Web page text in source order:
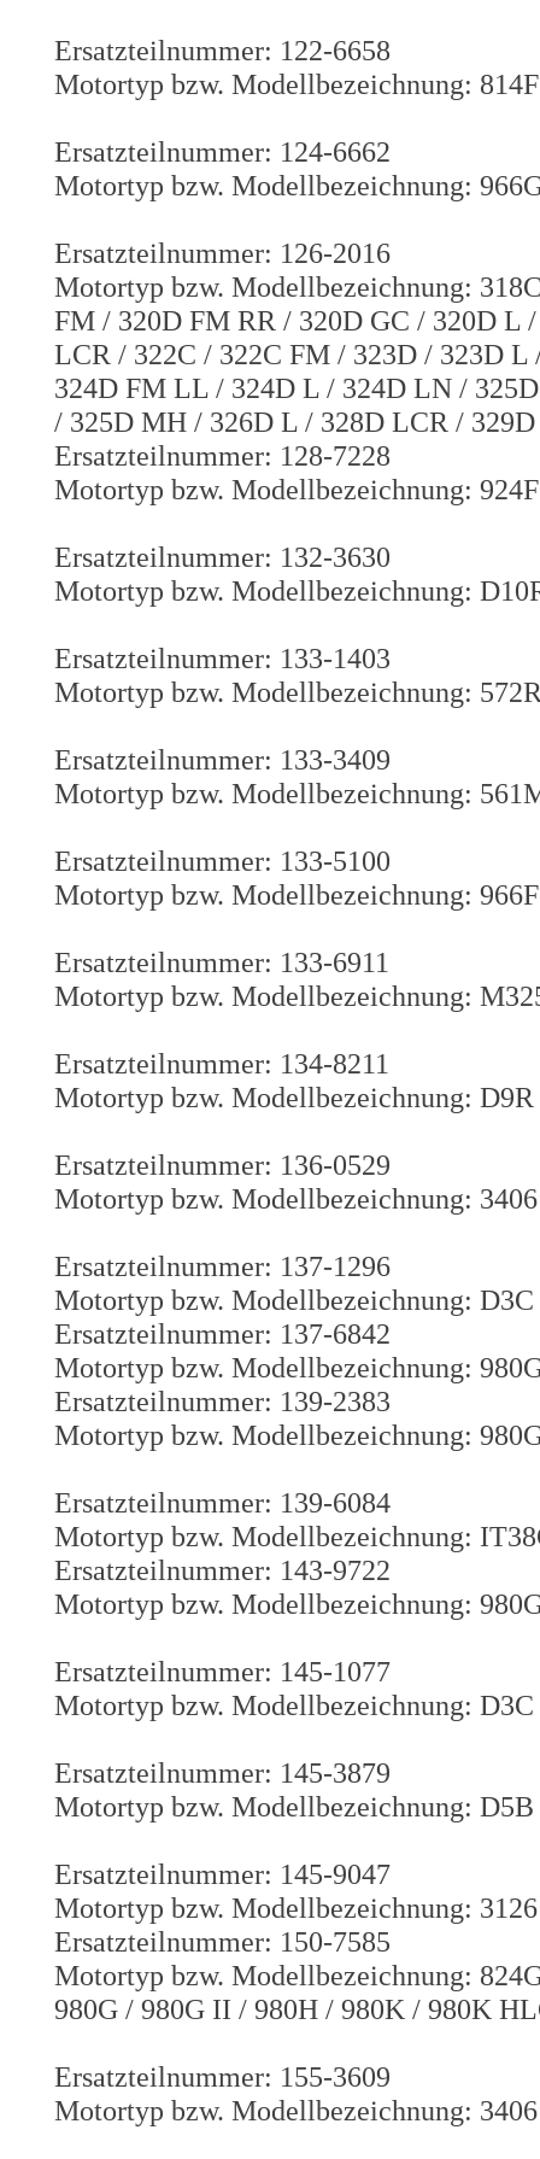
Ersatzteilnummer: 122-6658
Motortyp bzw. Modellbezeichnung:
Ersatzteilnummer: 124-6662
Motortyp bzw. Modellbezeichnung:
Ersatzteilnummer: 126-2016
Motortyp bzw. Modellbezeichnung:
FM / 320D FM RR / 320D GC / 320D L
LCR / 322C / 322C FM / 323D / 323D
324D FM LL / 324D L / 324D LN /
/ 325D MH / 326D L / 328D LCR /
Ersatzteilnummer: 128-7228
Motortyp bzw. Modellbezeichnung:
Ersatzteilnummer: 132-3630
Motortyp bzw. Modellbezeichnung:
Ersatzteilnummer: 133-1403
Motortyp bzw. Modellbezeichnung:
Ersatzteilnummer: 133-3409
Motortyp bzw. Modellbezeichnung:
Ersatzteilnummer: 133-5100
Motortyp bzw. Modellbezeichnung: 966F
Ersatzteilnummer: 133-6911
Motortyp bzw. Modellbezeichnung:
Ersatzteilnummer: 134-8211
Motortyp bzw. Modellbezeichnung: D9R
Ersatzteilnummer: 136-0529
Motortyp bzw. Modellbezeichnung:
Ersatzteilnummer: 137-1296
Motortyp bzw. Modellbezeichnung:
Ersatzteilnummer: 137-6842
Motortyp bzw. Modellbezeichnung:
Ersatzteilnummer: 139-2383
Motortyp bzw. Modellbezeichnung:
Ersatzteilnummer: 139-6084
Motortyp bzw. Modellbezeichnung:
Ersatzteilnummer: 143-9722
Motortyp bzw. Modellbezeichnung:
Ersatzteilnummer: 145-1077
Motortyp bzw. Modellbezeichnung:
Ersatzteilnummer: 145-3879
Motortyp bzw. Modellbezeichnung: D5B
Ersatzteilnummer: 145-9047
Motortyp bzw. Modellbezeichnung: 3126
Ersatzteilnummer: 150-7585
Motortyp bzw. Modellbezeichnung:
980G / 980G II / 980H / 980K / 980K
Ersatzteilnummer: 155-3609
Motortyp bzw. Modellbezeichnung: